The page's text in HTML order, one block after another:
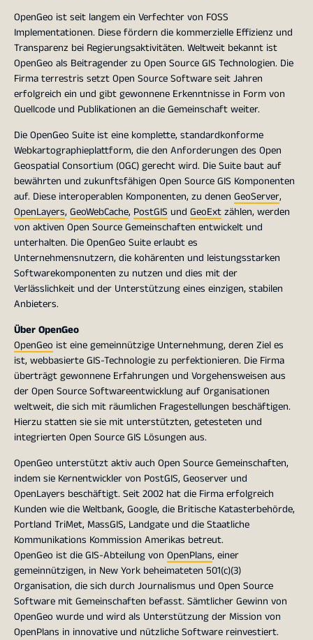
OpenGeo ist seit langem ein Verfechter von FOSS
Implementationen. Diese fördern die kommerzielle Effizienz und
Transparenz bei Regierungsaktivitäten. Weltweit bekannt ist
OpenGeo als Beitragender zu Open Source GIS Technologien. Die
Firma terrestris setzt Open Source Software seit Jahren
erfolgreich ein und gibt gewonnene Erkenntnisse in Form von
Quellcode und Publikationen an die Gemeinschaft weiter.
Die OpenGeo Suite ist eine komplette, standardkonforme
Webkartographieplattform, die den Anforderungen des Open
Geospatial Consortium (OGC) gerecht wird. Die Suite baut auf
bewährten und zukunftsfähigen Open Source GIS Komponenten
auf. Diese interoperablen Komponenten, zu denen GeoServer,
OpenLayers, GeoWebCache, PostGIS und GeoExtzählen, werden
von aktiven Open Source Gemeinschaften entwickelt und
unterhalten. Die OpenGeo Suite erlaubt es
Unternehmensnutzern, die kohärenten und leistungsstarken
Softwarekomponenten zu nutzen und dies mit der
Verlässlichkeit und der Unterstützung eines einzigen, stabilen
Anbieters.
Über OpenGeo
OpenGeo ist eine gemeinnützige Unternehmung, deren Ziel es
ist, webbasierte GIS-Technologie zu perfektionieren. Die Firma
überträgt gewonnene Erfahrungen und Vorgehensweisen aus
der Open Source Softwareentwicklung auf Organisationen
weltweit, die sich mit räumlichen Fragestellungen beschäftigen.
Hierzu statten sie sie mit unterstützten, getesteten und
integrierten Open Source GIS Lösungen aus.
OpenGeo unterstützt aktiv auch Open Source Gemeinschaften,
indem sie Kernentwickler von PostGIS, Geoserver und
OpenLayers beschäftigt. Seit 2002 hat die Firma erfolgreich
Kunden wie die Weltbank, Google, die Britische Katasterbehörde,
Portland TriMet, MassGIS, Landgate und die Staatliche
Kommunikations Kommission Amerikas betreut.
OpenGeo ist die GIS-Abteilung von OpenPlans, einer
gemeinnützigen, in New York beheimateten 501(c)(3)
Organisation, die sich durch Journalismus und Open Source
Software mit Gemeinschaften befasst. Sämtlicher Gewinn von
OpenGeo wurde und wird als Unterstützung der Mission von
OpenPlans in innovative und nützliche Software reinvestiert.